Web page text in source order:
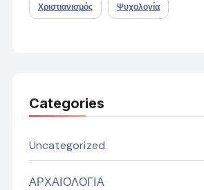
Χριστιανισμός Ψυχολογία
Categories
Uncategorized
ΑΡΧΑΙΟΛΟΓΙΑ